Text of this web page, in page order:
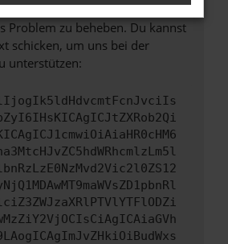
uns bitte. Wir werden
Problem zu beheben. Du kannst
schicken, um uns bei der
unterstützen: